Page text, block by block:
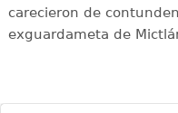
carecieron de
exguardameta de